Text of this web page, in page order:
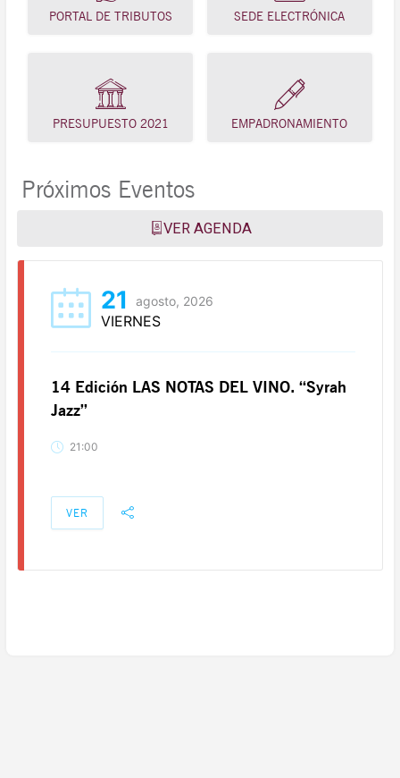
PORTAL DE TRIBUTOS SEDE ELECTRÓNICA
PRESUPUESTO 2021 EMPADRONAMIENTO
Próximos Eventos
VER AGENDA
21 agosto, 2026
VIERNES
14 Edición LAS NOTAS DEL VINO. “Syrah
Jazz”
21:00
VER